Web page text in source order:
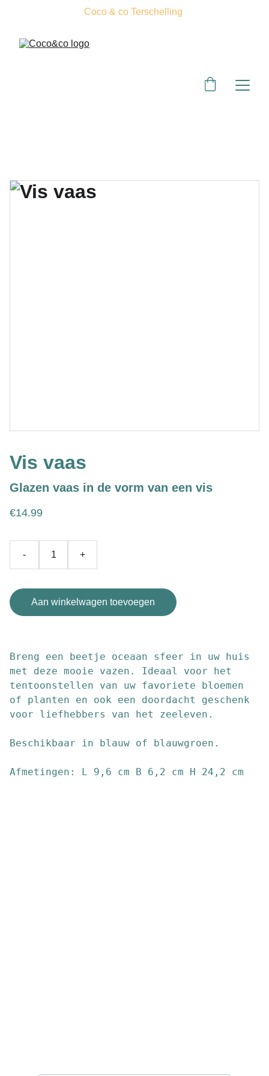
Coco & co Terschelling
Vis vaas
Glazen vaas in de vorm van een vis
€14.99
- +
Aan winkelwagen toevoegen
Breng een beetje oceaan sfeer in uw huis
met deze mooie vazen. Ideaal voor het
tentoonstellen van uw favoriete bloemen
of planten en ook een doordacht geschenk
voor liefhebbers van het zeeleven.
Beschikbaar in blauw of blauwgroen.
Afmetingen: L 9,6 cm B 6,2 cm H 24,2 cm